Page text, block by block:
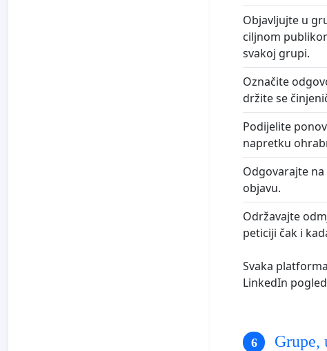
Objavljujte u
ciljnom
svakoj grupi.
Označite
držite se
Podijelite
napretku
Odgovarajte
objavu.
Održavajte
peticiji čak i
Svaka
LinkedIn
Grupe,